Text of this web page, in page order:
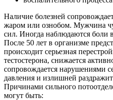
Наличие болезней
жаром или ознобом. Мужчина
сил. Иногда наблюдаются боли
После 50 лет в организме
происходит серьезная
тестостерона, снижается
сопровождается нарушениями
давления и излишней
Причинами сильного
могут быть: